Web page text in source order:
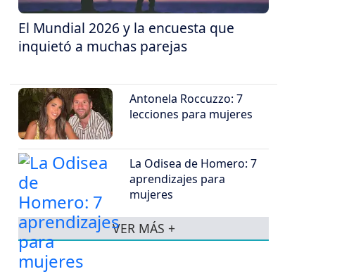
El Mundial 2026 y la encuesta que
inquietó a muchas parejas
Antonela Roccuzzo: 7
lecciones para mujeres
La Odisea de Homero: 7
aprendizajes para
mujeres
VER MÁS +